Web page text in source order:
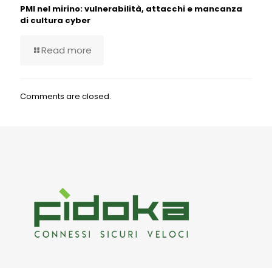
PMI nel mirino: vulnerabilità, attacchi e mancanza
di cultura cyber
Read more
Comments are closed.